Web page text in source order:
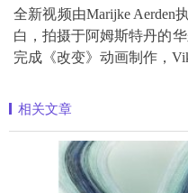
全新视频由Marijke
白，拍摄于阿姆斯特丹的
完成《改变》动画制作，
相关文章